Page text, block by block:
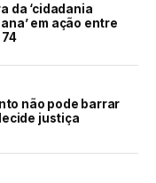
da ‘cidadania
em ação entre
não pode barrar
justiça